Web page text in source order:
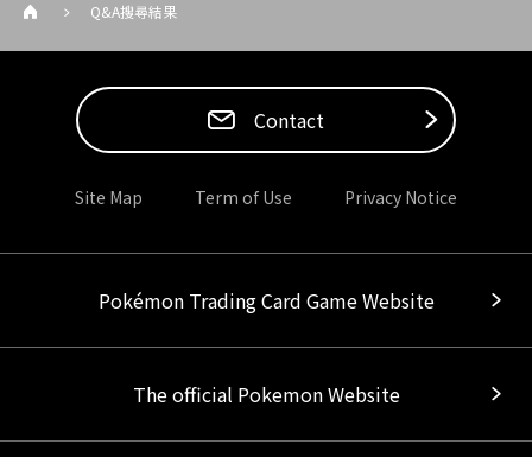
Q&A搜尋結果
Contact
Site Map Term of Use Privacy Notice
Pokémon Trading Card Game Website
The official Pokemon Website